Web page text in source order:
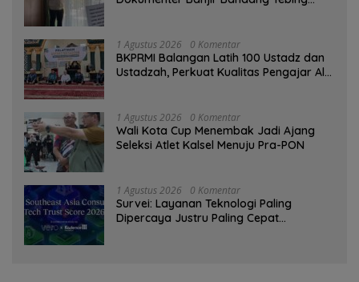
1 Agustus 2026 0 Komentar
BKPRMI Balangan Latih 100 Ustadz dan
Ustadzah, Perkuat Kualitas Pengajar Al-
1 Agustus 2026 0 Komentar
Wali Kota Cup Menembak Jadi Ajang
Seleksi Atlet Kalsel Menuju Pra-PON
1 Agustus 2026 0 Komentar
Survei: Layanan Teknologi Paling
Dipercaya Justru Paling Cepat